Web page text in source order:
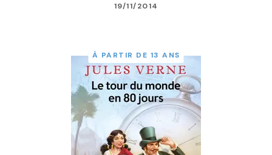
19/11/2014
À PARTIR DE 13 ANS